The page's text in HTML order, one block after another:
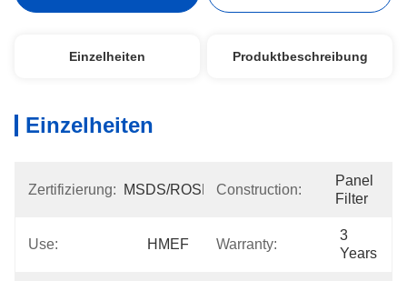
Einzelheiten Produktbeschreibung
Einzelheiten
Zertifizierung: MSDS/ROSH Construction:
Panel
Filter
Use: HMEF Warranty:
3
Years